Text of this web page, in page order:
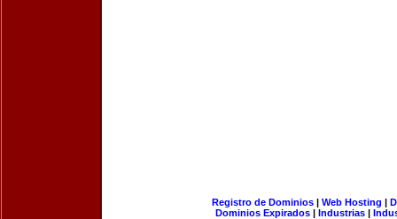
Registro de Dominios| Web Hosting |
Dominios Expirados | Industrias |